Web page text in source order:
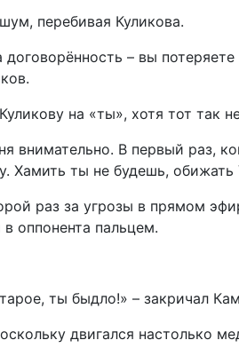
перебивая Куликова.
– вы
на «ты», хотя тот так
внимательно. В первый раз,
Хамить ты не будешь,
раз за угрозы в прямом
оппонента пальцем.
ты быдло!» – закричал
двигался настолько